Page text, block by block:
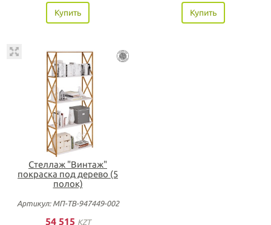
Купить Купить
Стеллаж "Винтаж"
покраска под дерево (5
полок)
Артикул: МП-ТВ-947449-002
54 515 KZT